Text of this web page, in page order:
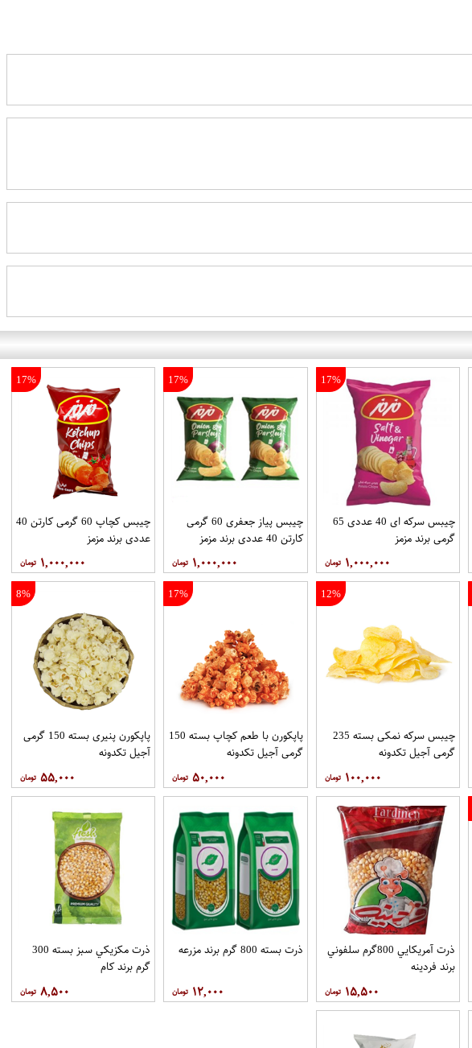
17%
چیبس سرکه ای 40 عددی 65
گرمی برند مزمز
۱,۰۰۰,۰۰۰
17%
چیبس پیاز جعفری 60 گرمی
کارتن 40 عددی برند مزمز
۱,۰۰۰,۰۰۰
17%
چیبس کچاپ 60 گرمی کارتن 40
عددی برند مزمز
۱,۰۰۰,۰۰۰
12%
چیبس سرکه نمکی بسته 235
گرمی آجیل تکدونه
۱۰۰,۰۰۰
17%
پاپکورن با طعم کچاپ بسته 150
گرمی آجیل تکدونه
۵۰,۰۰۰
8%
پاپکورن پنیری بسته 150 گرمی
آجیل تکدونه
۵۵,۰۰۰
ذرت آمريکايي 800گرم سلفوني
برند فردينه
۱۵,۵۰۰
ذرت بسته 800 گرم برند مزرعه
۱۲,۰۰۰
ذرت مکزيکي سبز بسته 300
گرم برند کام
۸,۵۰۰